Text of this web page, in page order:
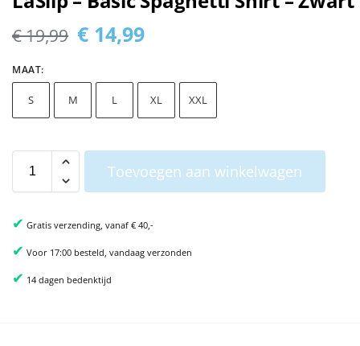
€19,99 €14,99
MAAT:
S M L XL XXL
Toevoegen aan winkelwagen
✔ Gratis verzending, vanaf € 40,-
✔ Voor 17:00 besteld, vandaag verzonden
✔ 14 dagen bedenktijd